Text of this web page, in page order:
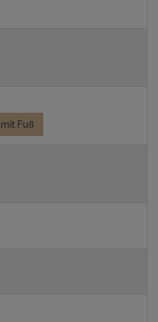
mit Fuß